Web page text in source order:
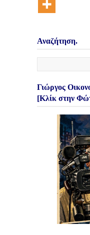
Αναζήτηση.
Γιώργος
[Κλίκ στην